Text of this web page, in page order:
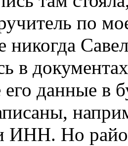
по
в
его данные в
ИНН. Но